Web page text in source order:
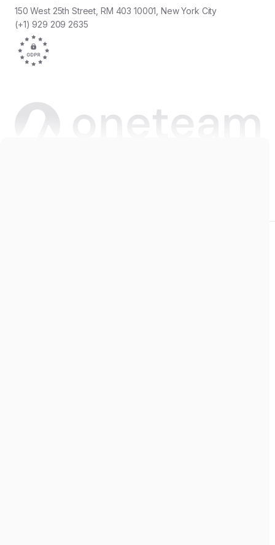
150 West 25th Street, RM 403 10001, New York City
(+1) 929 209 2635